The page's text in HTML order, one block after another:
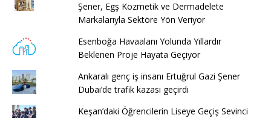
Şener, Egş Kozmetik ve Dermadelete
Markalarıyla Sektöre Yön Veriyor
Esenboğa Havaalanı Yolunda Yıllardır
Beklenen Proje Hayata Geçiyor
Ankaralı genç iş insanı Ertuğrul Gazi Şener
Dubai’de trafik kazası geçirdi
Keşan’daki Öğrencilerin Liseye Geçiş Sevinci